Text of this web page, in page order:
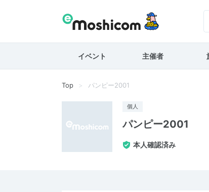
イベント 主催者
Top パンピー2001
個人
パンピー2001
本人確認済み